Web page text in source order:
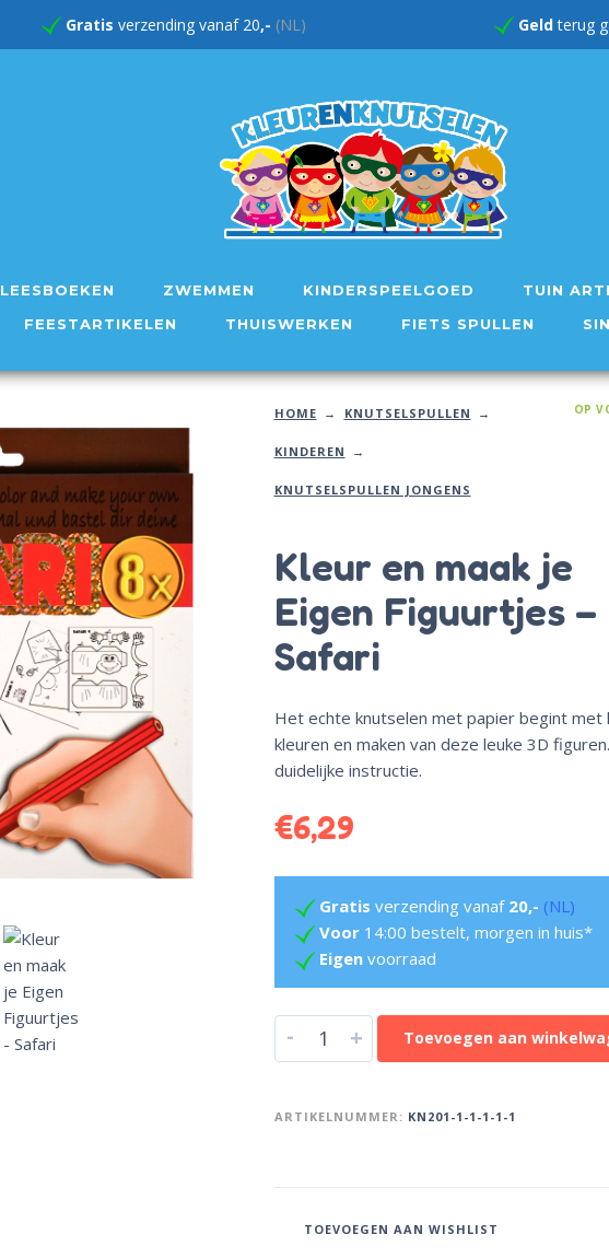
Gratis verzending vanaf 20,- (NL) Geld
LEESBOEKEN ZWEMMEN KINDERSPEELGOED
TUIN
FEESTARTIKELEN
THUISWERKEN FIETS SPULLEN
HOME KNUTSELSPULLEN
KINDEREN
KNUTSELSPULLEN JONGENS
OP
Kleur en maak je
Eigen Figuurtjes –
Safari
Het echte knutselen met papier begint met
kleuren en maken van deze leuke 3D
duidelijke instructie.
€6,29
Gratis verzending vanaf 20,- (NL)
Voor 14:00 bestelt, morgen in huis*
Eigen voorraad
- + Toevoegen aan
ARTIKELNUMMER: KN201-1-1-1-1-1
TOEVOEGEN AAN WISHLIST